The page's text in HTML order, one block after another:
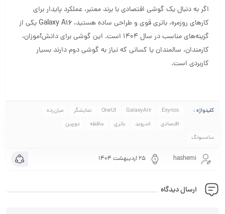
اگر به دنبال یک گوشی اقتصادی با برند معتبر، عملکرد پایدار برای
کارهای روزمره، باتری قوی و طراحی ساده هستید، Galaxy A16 یکی از
گزینه‌های مناسب در سال 1404 است. این گوشی برای دانش‌آموزان،
کارمندان، سالمندان یا کسانی که نیاز به گوشی دوم دارند بسیار
کاربردی است.
کلیدواژه : Exynos
GalaxyA16
OneUI نمایشگر
میان‌رده
اقتصادی
اندروید باتری حافظه
دوربین
سامسونگ
hashemi ۲۵ اردیبهشت ۱۴۰۴
ارسال دیدگاه